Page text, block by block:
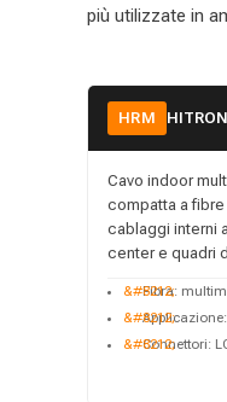
più utilizzate in
HRM
Cavo indoor
compatta a
cablaggi interni
center e quadri
Fibra:
Connettori: